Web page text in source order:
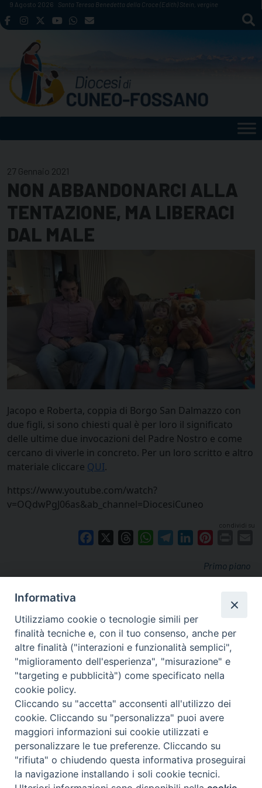
Skip
to
9 Agosto 2026 Santa Teresa Benedetta della Croce (Edith) Stein, vergine
27 Gennaio 2021
NON ABBANDONARCI ALLA
TENTAZIONE, MA LIBERACI
DAL MALE
Jacopo e Roberta, coppia di Borgo San Dalmazzo con
due figli, si sono chiesti qual è per loro il significato
delle ultime due invocazioni del Padre Nostro e come
cercano di viverle in concreto. Per un loro scritto e altro
materiale cliccare QUI.
https://www.youtube.com/watch?
v=OQdwPgJ06as&ab_channel=DiocesiCuneo
condividi su
Facebook ThreadsWhatsAppTelegramLinkedIn
Primo piano
via Amedeo Rossi, 28 - 12100 Cuneo
segreteriagenerale@diocesicuneofossano.it
c.f. 96017380047
Informativa
Utilizziamo cookie o tecnologie simili per
finalità tecniche e, con il tuo consenso, anche per
altre finalità ("interazioni e funzionalità semplici",
"miglioramento dell'esperienza", "misurazione" e
"targeting e pubblicità") come specificato nella
cookie policy.
Cliccando su "accetta" acconsenti all'utilizzo dei
cookie. Cliccando su "personalizza" puoi avere
maggiori informazioni sui cookie utilizzati e
personalizzare le tue preferenze. Cliccando su
"rifiuta" o chiudendo questa informativa proseguirai
la navigazione installando i soli cookie tecnici.